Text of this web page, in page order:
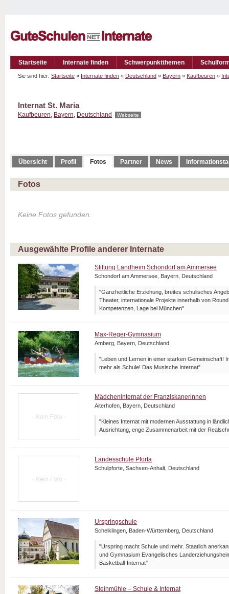
Startseite Internate finden Schwerpunktthemen
Sie sind hier: Startseite » Internate finden » Deutschland » Bayern » Kaufbeuren »
Internat St. Maria
Kaufbeuren, Bayern, Deutschland Webseite
Übersicht Profil Fotos Partner News
Fotos
Keine Fotos gefunden.
Ausgewählte Profile anderer Internate
Stiftung Landheim Schondorf am Ammersee
Schondorf am Ammersee, Bayern, Deutschland
"Ganzheitliche Erziehung, breites schulisches
Theater, internationale Projekte innerhalb von
Kompetenzen, Lage bei München"
Max-Reger-Gymnasium
Amberg, Bayern, Deutschland
"Leben und Lernen in einer starken Gemeinschaft!
mehr als Schule! Das Musische Internat"
Mädcheninternat der Franziskanerinnen
Aiterhofen, Bayern, Deutschland
"Kleines Internat mit modernen Ausstattung in
Ausrichtung, enge Zusammenarbeit mit der
Landesschule Pforta
Schulpforte, Sachsen-Anhalt, Deutschland
Urspringschule
Schelklingen, Baden-Württemberg, Deutschland
"Urspring macht Schule und mehr. Staatlich
und Gymnasium Evangelisches
Basketball-Internat"
Steinmühle – Schule & Internat